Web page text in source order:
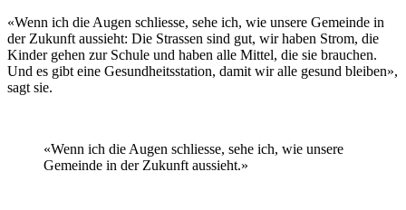
«Wenn ich die Augen schliesse, sehe ich, wie unsere Gemeinde in
der Zukunft aussieht: Die Strassen sind gut, wir haben Strom, die
Kinder gehen zur Schule und haben alle Mittel, die sie brauchen.
Und es gibt eine Gesundheitsstation, damit wir alle gesund bleiben»,
sagt sie.
«Wenn ich die Augen schliesse, sehe ich, wie unsere
Gemeinde in der Zukunft aussieht.»